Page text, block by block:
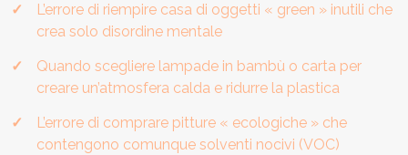
L’errore di riempire casa di oggetti « green » inutili che
crea solo disordine mentale
Quando scegliere lampade in bambù o carta per
creare un’atmosfera calda e ridurre la plastica
L’errore di comprare pitture « ecologiche » che
contengono comunque solventi nocivi (VOC)